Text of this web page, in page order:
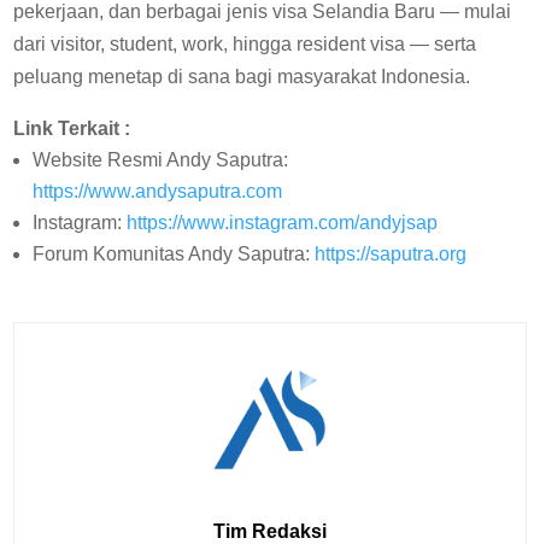
pekerjaan, dan berbagai jenis visa Selandia Baru — mulai
dari visitor, student, work, hingga resident visa — serta
peluang menetap di sana bagi masyarakat Indonesia.
Link Terkait :
Website Resmi Andy Saputra:
https://www.andysaputra.com
Instagram: https://www.instagram.com/andyjsap
Forum Komunitas Andy Saputra: https://saputra.org
Tim Redaksi